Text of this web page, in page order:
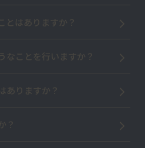
とはありますか？
なことを行いますか？
ありますか？
？